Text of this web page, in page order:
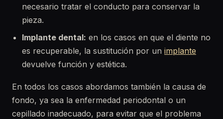
necesario tratar el conducto para conservar la
pieza.
Implante dental: en los casos en que el diente no
es recuperable, la sustitución por un implante
devuelve función y estética.
En todos los casos abordamos también la causa de
fondo, ya sea la enfermedad periodontal o un
cepillado inadecuado, para evitar que el problema